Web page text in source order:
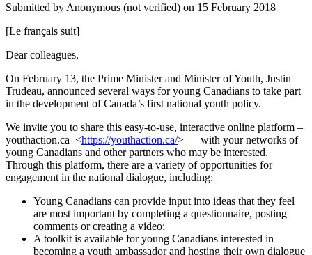
Submitted by Anonymous (not verified) on 15 February 2018
[Le français suit]
Dear colleagues,
On February 13, the Prime Minister and Minister of Youth, Justin
Trudeau, announced several ways for young Canadians to take part
in the development of Canada’s first national youth policy.
We invite you to share this easy-to-use, interactive online platform –
youthaction.ca <https://youthaction.ca/> – with your networks of
young Canadians and other partners who may be interested.
Through this platform, there are a variety of opportunities for
engagement in the national dialogue, including:
Young Canadians can provide input into ideas that they feel
are most important by completing a questionnaire, posting
comments or creating a video;
A toolkit is available for young Canadians interested in
becoming a youth ambassador and hosting their own dialogue